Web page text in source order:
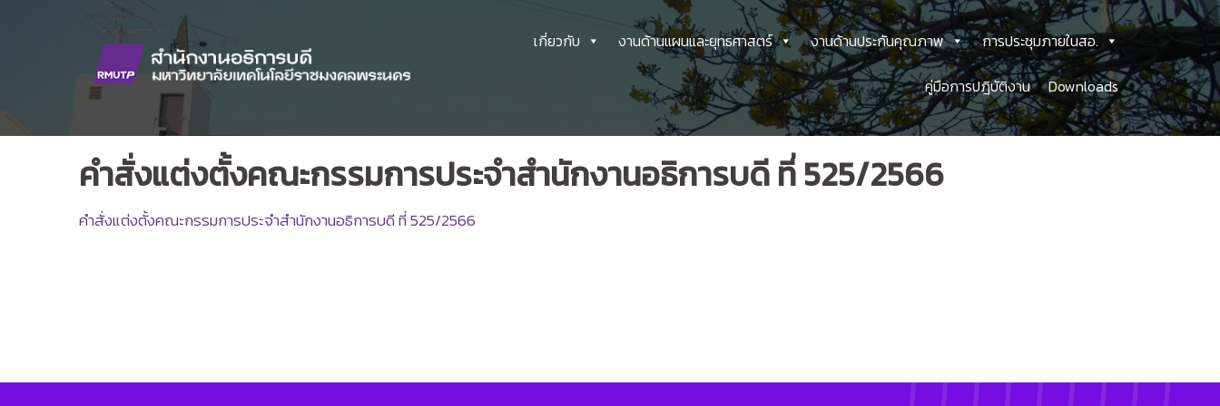
เกี่ยวกับ งานด้านแผนและยุทธศาสตร์ งานด้านประกันคุณภาพ การประชุมภายในสอ.
คู่มือการปฎิบัติงาน Downloads
คำสั่งแต่งตั้งคณะกรรมการประจำสำนักงานอธิการบดี ที่ 525/2566
คำสั่งแต่งตั้งคณะกรรมการประจำสำนักงานอธิการบดี ที่ 525/2566